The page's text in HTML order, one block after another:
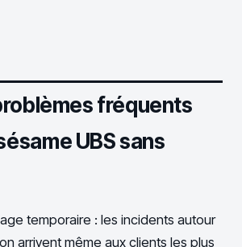
fréquents
UBS sans
temporaire : les incidents autour
arrivent même aux clients les plus